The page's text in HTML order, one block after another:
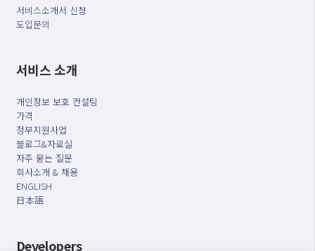
서비스소개서 신청
도입문의
서비스 소개
개인정보 보호 컨설팅
가격
정부지원사업
블로그&자료실
자주 묻는 질문
회사소개 & 채용
ENGLISH
日本語
Developers